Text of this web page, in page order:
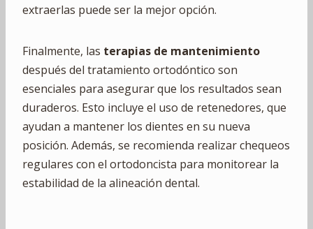
extraerlas puede ser la mejor opción.
Finalmente, las terapias de mantenimiento
después del tratamiento ortodóntico son
esenciales para asegurar que los resultados sean
duraderos. Esto incluye el uso de retenedores, que
ayudan a mantener los dientes en su nueva
posición. Además, se recomienda realizar chequeos
regulares con el ortodoncista para monitorear la
estabilidad de la alineación dental.